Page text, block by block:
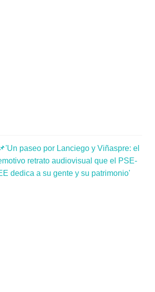
📌'Un paseo por Lanciego y Viñaspre: el
retrato audiovisual que el PSE-
dedica a su gente y su patrimonio'